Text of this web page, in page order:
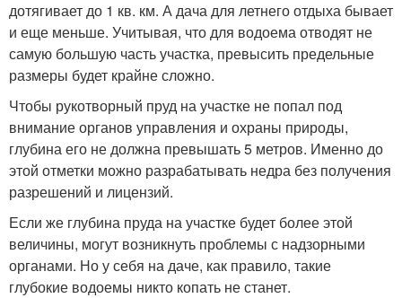
дотягивает до 1 кв. км. А дача для летнего отдыха бывает
и еще меньше. Учитывая, что для водоема отводят не
самую большую часть участка, превысить предельные
размеры будет крайне сложно.
Чтобы рукотворный пруд на участке не попал под
внимание органов управления и охраны природы,
глубина его не должна превышать 5 метров. Именно до
этой отметки можно разрабатывать недра без получения
разрешений и лицензий.
Если же глубина пруда на участке будет более этой
величины, могут возникнуть проблемы с надзорными
органами. Но у себя на даче, как правило, такие
глубокие водоемы никто копать не станет.